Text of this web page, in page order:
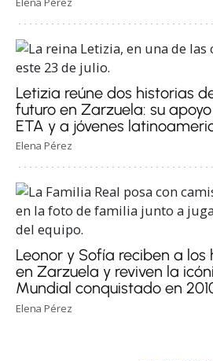
Letizia reúne dos historias
futuro en Zarzuela: su
ETA y a jóvenes
Elena Pérez
Leonor y Sofía reciben a los
en Zarzuela y reviven la
Mundial conquistado en
Elena Pérez